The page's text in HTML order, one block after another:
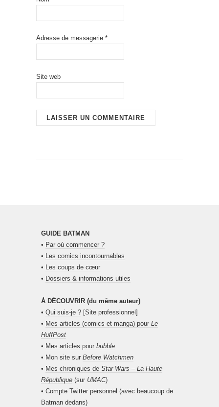
Adresse de messagerie *
Site web
GUIDE BATMAN
• Par où commencer ?
• Les comics incontournables
• Les coups de cœur
• Dossiers & informations utiles
À DÉCOUVRIR (du même auteur)
• Qui suis-je ? [Site professionnel]
• Mes articles (comics et manga) pour Le
HuffPost
• Mes articles pour bubble
• Mon site sur Before Watchmen
• Mes chroniques de Star Wars – La Haute
République (sur UMAC)
• Compte Twitter personnel (avec beaucoup de
Batman dedans)